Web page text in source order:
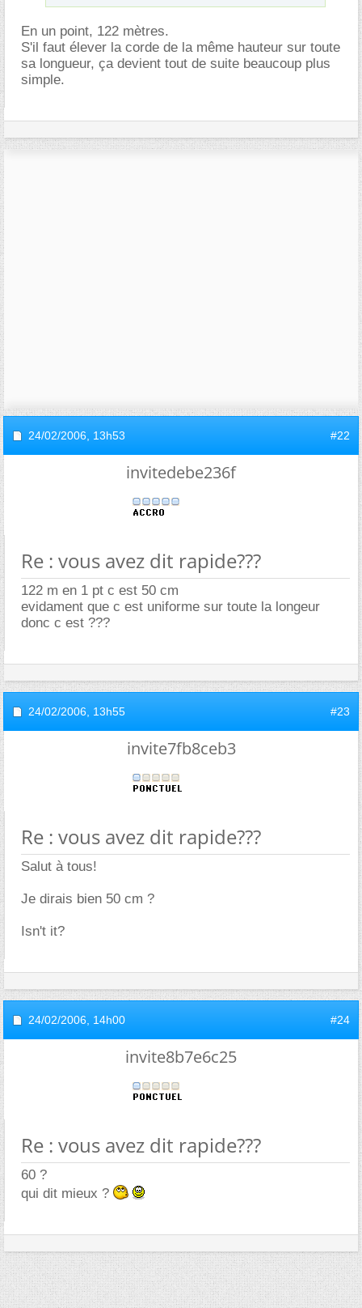
En un point, 122 mètres.
S'il faut élever la corde de la même hauteur sur toute
sa longueur, ça devient tout de suite beaucoup plus
simple.
24/02/2006, 13h53 #22
invitedebe236f
Re : vous avez dit rapide???
122 m en 1 pt c est 50 cm
evidament que c est uniforme sur toute la longeur
donc c est ???
24/02/2006, 13h55 #23
invite7fb8ceb3
Re : vous avez dit rapide???
Salut à tous!
Je dirais bien 50 cm ?
Isn't it?
24/02/2006, 14h00 #24
invite8b7e6c25
Re : vous avez dit rapide???
60 ?
qui dit mieux ?